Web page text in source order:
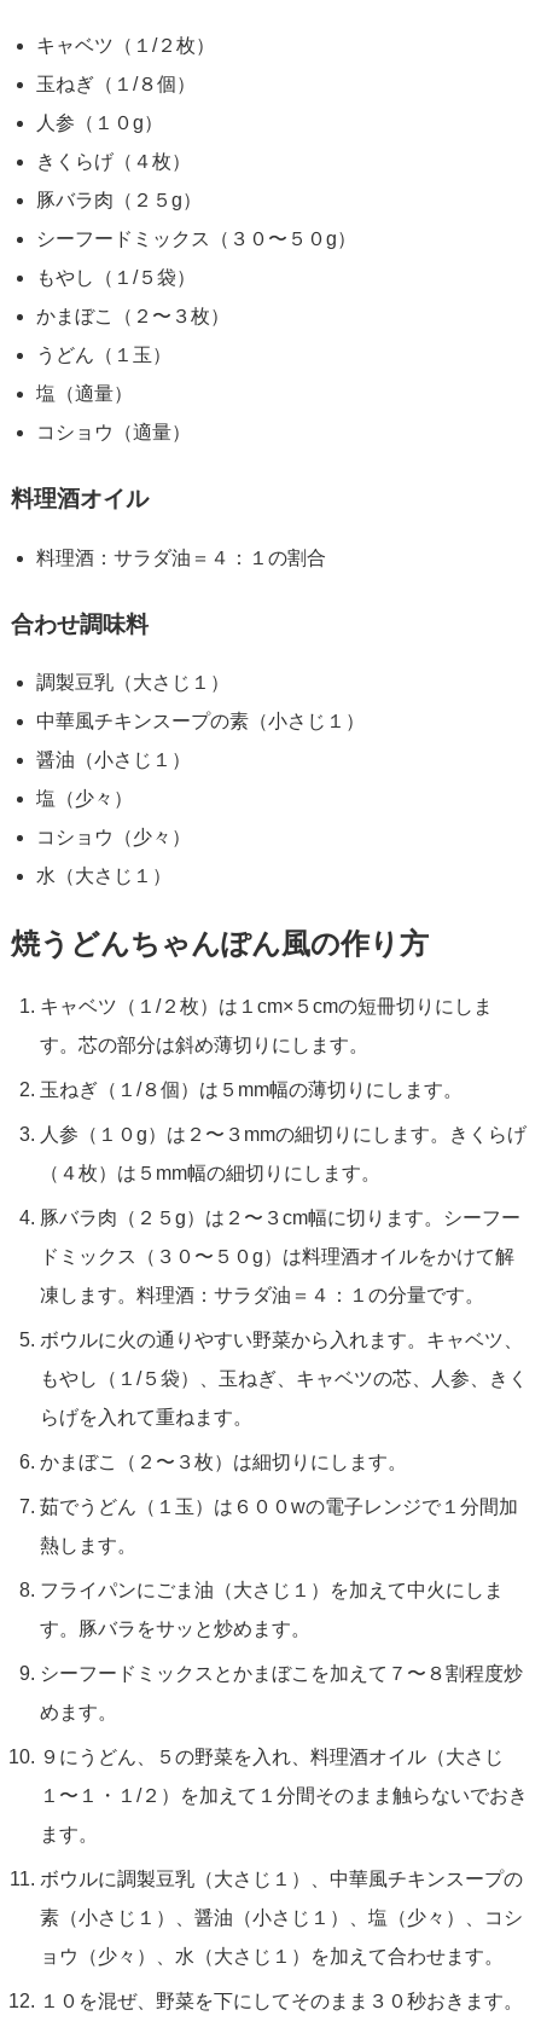
キャベツ（１/２枚）
玉ねぎ（１/８個）
人参（１０g）
きくらげ（４枚）
豚バラ肉（２５g）
シーフードミックス（３０〜５０g）
もやし（１/５袋）
かまぼこ（２〜３枚）
うどん（１玉）
塩（適量）
コショウ（適量）
料理酒オイル
料理酒：サラダ油＝４：１の割合
合わせ調味料
調製豆乳（大さじ１）
中華風チキンスープの素（小さじ１）
醤油（小さじ１）
塩（少々）
コショウ（少々）
水（大さじ１）
焼うどんちゃんぽん風の作り方
キャベツ（１/２枚）は１cm×５cmの短冊切りにしま
す。芯の部分は斜め薄切りにします。
玉ねぎ（１/８個）は５mm幅の薄切りにします。
人参（１０g）は２〜３mmの細切りにします。きくらげ
（４枚）は５mm幅の細切りにします。
豚バラ肉（２５g）は２〜３cm幅に切ります。シーフー
ドミックス（３０〜５０g）は料理酒オイルをかけて解
凍します。料理酒：サラダ油＝４：１の分量です。
ボウルに火の通りやすい野菜から入れます。キャベツ、
もやし（１/５袋）、玉ねぎ、キャベツの芯、人参、きく
らげを入れて重ねます。
かまぼこ（２〜３枚）は細切りにします。
茹でうどん（１玉）は６００wの電子レンジで１分間加
熱します。
フライパンにごま油（大さじ１）を加えて中火にしま
す。豚バラをサッと炒めます。
シーフードミックスとかまぼこを加えて７〜８割程度炒
めます。
９にうどん、５の野菜を入れ、料理酒オイル（大さじ
１〜１・１/２）を加えて１分間そのまま触らないでおき
ます。
ボウルに調製豆乳（大さじ１）、中華風チキンスープの
素（小さじ１）、醤油（小さじ１）、塩（少々）、コシ
ョウ（少々）、水（大さじ１）を加えて合わせます。
１０を混ぜ、野菜を下にしてそのまま３０秒おきます。